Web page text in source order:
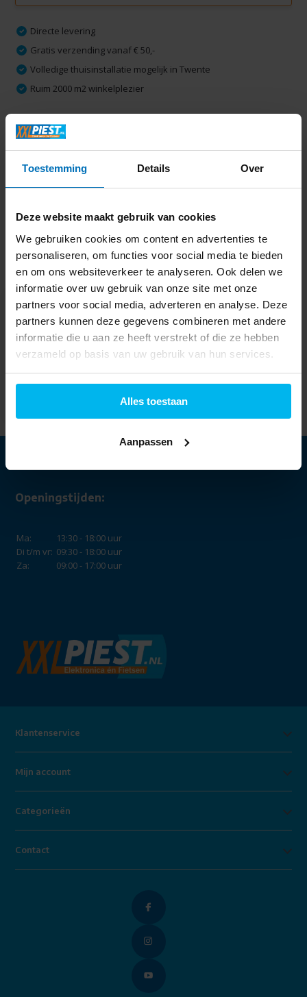
Toestemming Details Over
Deze website maakt gebruik van cookies
We gebruiken cookies om content en advertenties te
personaliseren, om functies voor social media te bieden
en om ons websiteverkeer te analyseren. Ook delen we
informatie over uw gebruik van onze site met onze
partners voor social media, adverteren en analyse. Deze
partners kunnen deze gegevens combineren met andere
informatie die u aan ze heeft verstrekt of die ze hebben
verzameld op basis van uw gebruik van hun services.
Alles toestaan
Aanpassen
Directe levering
Gratis verzending vanaf € 50,-
Volledige thuisinstallatie mogelijk in Twente
Ruim 2000 m2 winkelplezier
Productomschrijving
Delen
Laatst bekeken
(minitabletten) 180 g
navulflesje.
Openingstijden:
Ma:
13:30 - 18:00 uur
Di t/m vr: 09:30 - 18:00 uur
Za:
09:00 - 17:00 uur
Klantenservice
Mijn account
Categorieën
Contact